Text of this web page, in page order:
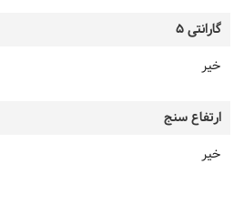
گارانتی 5
خیر
ارتفاع سنج
خیر